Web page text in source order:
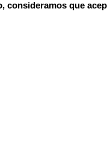
consideramos que